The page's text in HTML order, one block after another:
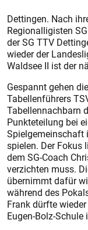
Dettingen. Nach
Regionalligisten
der SG TTV
wieder der
Waldsee II ist der
Gespannt gehen
Tabellenführers
Tabellennachbarn
Punkteteilung bei
Spielgemeinschaft
spielen. Der Fokus
dem SG-Coach
verzichten muss.
übernimmt dafür
während des
Frank dürfte
Eugen-Bolz-Schule